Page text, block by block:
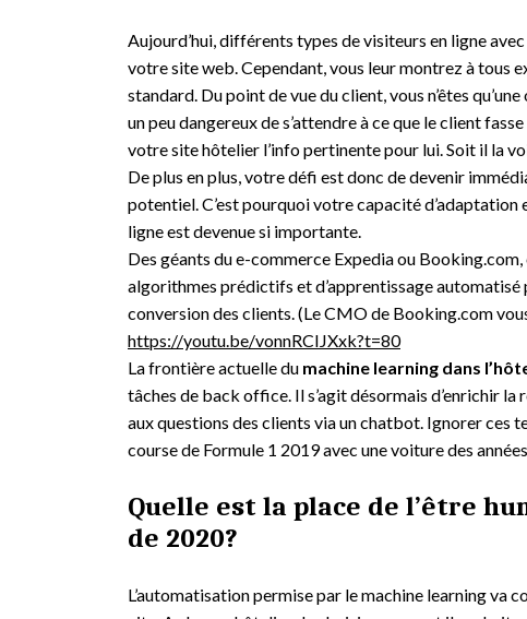
Aujourd’hui, différents types de visiteurs en ligne
votre site web. Cependant, vous leur montrez à tous
standard. Du point de vue du client, vous n’êtes
un peu dangereux de s’attendre à ce que le client
votre site hôtelier l’info pertinente pour lui. Soit il la
De plus en plus, votre défi est donc de devenir
potentiel. C’est pourquoi votre capacité d’adaptation
ligne est devenue si importante.
Des géants du e-commerce Expedia ou
algorithmes prédictifs et d’apprentissage automatisé
conversion des clients. (Le CMO de Booking.com
https://youtu.be/vonnRCIJXxk?t=80
La frontière actuelle du machine learning dans
tâches de back office. Il s’agit désormais d’enrichir
aux questions des clients via un chatbot. Ignorer ces
course de Formule 1 2019 avec une voiture des
Quelle est la place de l’être
de 2020?
L’automatisation permise par le machine learning va